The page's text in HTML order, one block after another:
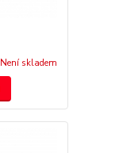
Není skladem